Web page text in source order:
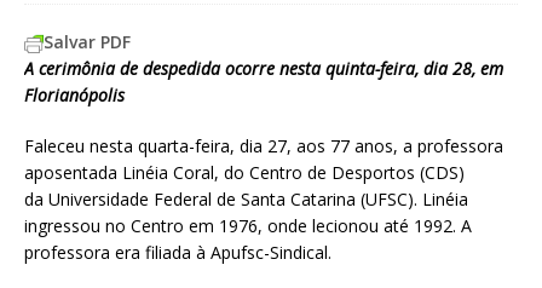
Salvar PDF
A cerimônia de despedida ocorre nesta quinta-feira, dia 28, em
Florianópolis
Faleceu nesta quarta-feira, dia 27, aos 77 anos, a professora
aposentada Linéia Coral, do Centro de Desportos (CDS)
da Universidade Federal de Santa Catarina (UFSC). Linéia
ingressou no Centro em 1976, onde lecionou até 1992. A
professora era filiada à Apufsc-Sindical.